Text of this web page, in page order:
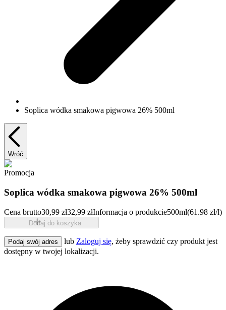
Soplica wódka smakowa pigwowa 26% 500ml
Wróć
Promocja
Soplica wódka smakowa pigwowa 26% 500ml
Cena brutto30,99 zł32,99 złInformacja o produkcie500ml(61.98 zł/l)
Dodaj do koszyka
Podaj swój adres lub Zaloguj się, żeby sprawdzić czy produkt jest
dostępny w twojej lokalizacji.